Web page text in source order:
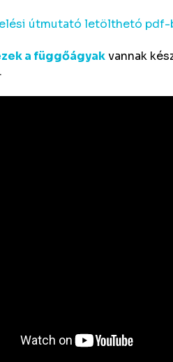
útmutató letölthetó
a függőágyakvannak